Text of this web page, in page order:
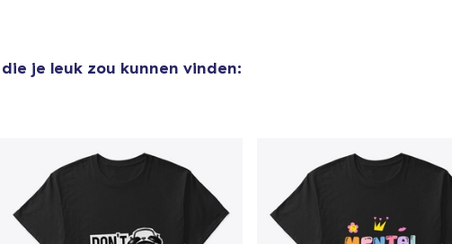
die je leuk zou kunnen vinden: